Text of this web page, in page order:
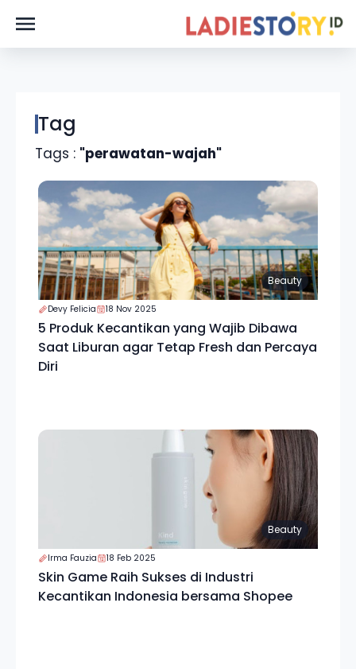
Tag
Tags : "perawatan-wajah"
Beauty
Devy Felicia 18 Nov 2025
5 Produk Kecantikan yang Wajib Dibawa
Saat Liburan agar Tetap Fresh dan Percaya
Diri
Beauty
Irma Fauzia 18 Feb 2025
Skin Game Raih Sukses di Industri
Kecantikan Indonesia bersama Shopee